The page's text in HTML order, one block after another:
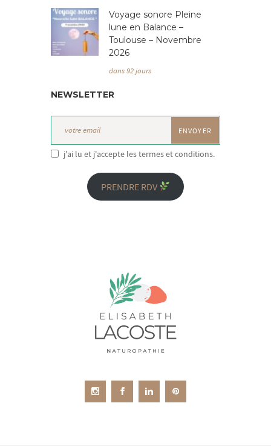
Voyage sonore Pleine
lune en Balance –
Toulouse – Novembre
2026
dans 92 jours
NEWSLETTER
j'ai lu et j'accepte les termes et conditions.
PRENDRE RDV